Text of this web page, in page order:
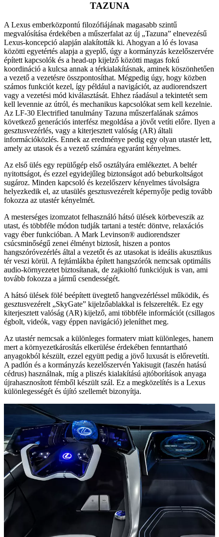
TAZUNA
A Lexus emberközpontú filozófiájának magasabb szintű
megvalósítása érdekében a műszerfalat az új „Tazuna” elnevezésű
Lexus-koncepció alapján alakították ki. Ahogyan a ló és lovasa
közötti egyetértés alapja a gyeplő, úgy a kormányzás kezelőszervére
épített kapcsolók és a head-up kijelző közötti magas fokú
koordináció a kulcsa annak a térkialakításnak, aminek köszönhetően
a vezető a vezetésre összpontosíthat. Mégpedig úgy, hogy közben
számos funkciót kezel, így például a navigációt, az audiorendszert
vagy a vezetési mód kiválasztását. Ehhez ráadásul a tekintetét sem
kell levennie az útról, és mechanikus kapcsolókat sem kell kezelnie.
Az LF-30 Electrified tanulmány Tazuna műszerfalának számos
következő generációs interfész megoldása a jövőt vetíti előre. Ilyen a
gesztusvezérlés, vagy a kiterjesztett valóság (AR) általi
információközlés. Ennek az eredménye pedig egy olyan utastér lett,
amely az utasok és a vezető számára egyaránt kényelmes.
Az első ülés egy repülőgép első osztályára emlékeztet. A beltér
nyitottságot, és ezzel egyidejűleg biztonságot adó beburkoltságot
sugároz. Minden kapcsoló és kezelőszerv kényelmes távolságra
helyezkedik el, az utasülés gesztusvezérelt képernyője pedig tovább
fokozza az utastér kényelmét.
A mesterséges izomzatot felhasználó hátsó ülések körbeveszik az
utast, és többféle módon tudják tartani a testét: döntve, relaxációs
vagy éber funkcióban. A Mark Levinson® audiorendszer
csúcsminőségű zenei élményt biztosít, hiszen a pontos
hangszóróvezérlés által a vezetőt és az utasokat is ideális akusztikus
tér veszi körül. A fejtámlákba épített hangszórók nemcsak optimális
audio-környezetet biztosítanak, de zajkioltó funkciójuk is van, ami
tovább fokozza a jármű csendességét.
A hátsó ülések fölé beépített üvegtető hangvezérléssel működik, és
gesztusvezérelt „SkyGate” kijelzőablakkal is felszerelték. Ez egy
kiterjesztett valóság (AR) kijelző, ami többféle információt (csillagos
égbolt, videók, vagy éppen navigáció) jeleníthet meg.
Az utastér nemcsak a különleges formaterv miatt különleges, hanem
mert a környezetkárosítás elkerülése érdekében fenntartható
anyagokból készült, ezzel együtt pedig a jövő luxusát is előrevetíti.
A padlón és a kormányzás kezelőszervén Yakisugit (faszén hatású
cédrus) használnak, míg a pliszés kialakítású ajtóborítások anyaga
újrahasznosított fémből készült szál. Ez a megközelítés is a Lexus
különlegességét és újító szellemét bizonyítja.